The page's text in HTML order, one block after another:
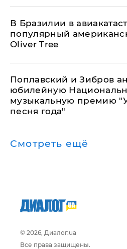
В Бразилии в
популярный
Oliver Tree
Поплавский и Зибров
юбилейную
музыкальную премию
песня года"
Смотреть ещё
© 2026, Диалог.ua
Все права защищены.